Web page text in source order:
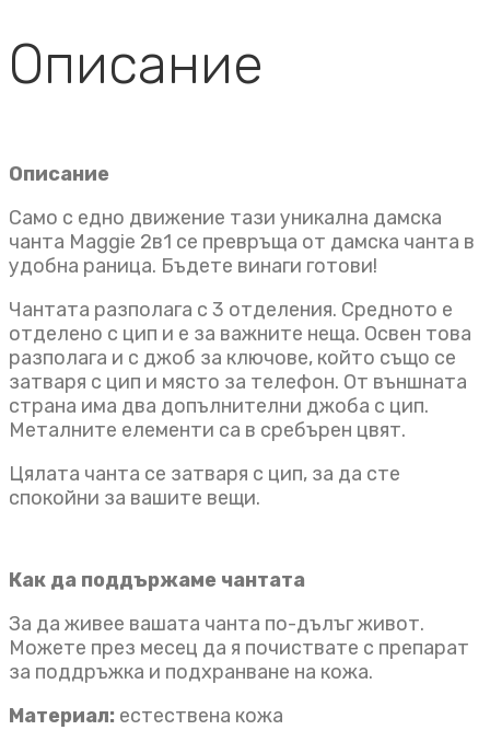
Описание
Описание
Само с едно движение тази уникална дамска
чанта Maggie 2в1 се превръща от дамска чанта в
удобна раница. Бъдете винаги готови!
Чантата разполага с 3 отделения. Средното е
отделено с цип и е за важните неща. Освен това
разполага и с джоб за ключове, който също се
затваря с цип и място за телефон. От външната
страна има два допълнителни джоба с цип.
Металните елементи са в сребърен цвят.
Цялата чанта се затваря с цип, за да сте
спокойни за вашите вещи.
Как да поддържаме чантата
За да живее вашата чанта по-дълъг живот.
Можете през месец да я почиствате с препарат
за поддръжка и подхранване на кожа.
Материал: естествена кожа